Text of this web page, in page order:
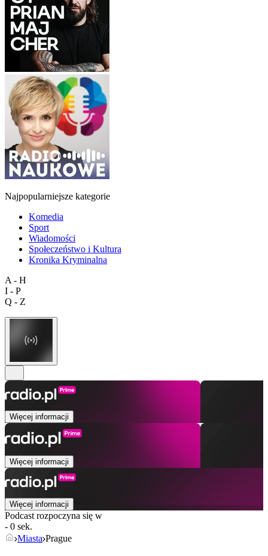
Najpopularniejsze kategorie
Komedia
Sport
Wiadomości
Społeczeństwo i Kultura
Kronika Kryminalna
A - H
I - P
Q - Z
Więcej informacji
Więcej informacji
Więcej informacji
Podcast rozpoczyna się w
- 0 sek.
Miasta Prague